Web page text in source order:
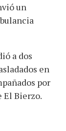
un
a dos
en
por
El Bierzo.